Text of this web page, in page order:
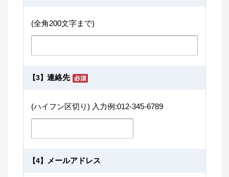
(全角200文字まで)
【3】 連絡先
(ハイフン区切り) 入力例:012-345-6789
【4】 メールアドレス